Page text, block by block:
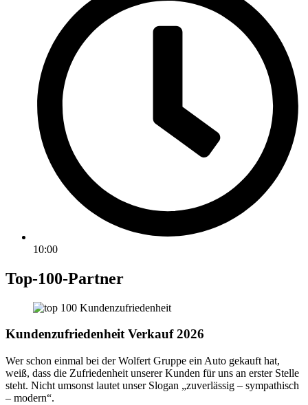
10:00
Top-100-Partner
Kundenzufriedenheit Verkauf 2026
Wer schon einmal bei der Wolfert Gruppe ein Auto gekauft hat,
weiß, dass die Zufriedenheit unserer Kunden für uns an erster Stelle
steht. Nicht umsonst lautet unser Slogan „zuverlässig – sympathisch
– modern“.